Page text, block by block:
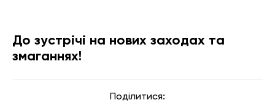
До зустрічі на нових заходах та
змаганнях!
Поділитися: